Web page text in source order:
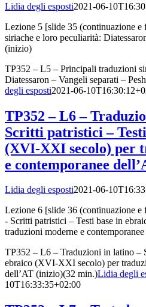
Lidia degli esposti2021-06-
Lezione 5 [slide 35 (continuazione
siriache e loro peculiarità:
(inizio)
TP352 – L5 – Principali traduzioni
Diatessaron – Vangeli separati –
degli esposti2021-06-
TP352 – L6 –
Scritti patristici –
(XVI-XXI secolo) per
e contemporanee
Lidia degli esposti2021-06-
Lezione 6 [slide 36 (continuazione
- Scritti patristici – Testi base in
traduzioni moderne e
TP352 – L6 – Traduzioni in latino –
ebraico (XVI-XXI secolo) per
dell’AT (inizio)(32 min.)Lidia degli
10T16:33:35+02:00